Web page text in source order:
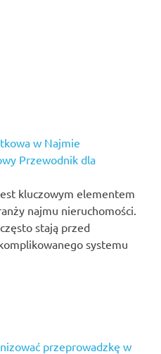
w Najmie
Przewodnik dla
kluczowym elementem
najmu nieruchomości.
stają przed
systemu
przeprowadzkę w